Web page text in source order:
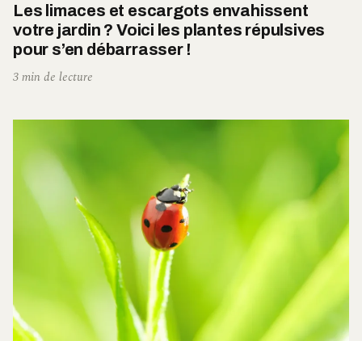
Les limaces et escargots envahissent
votre jardin ? Voici les plantes répulsives
pour s’en débarrasser !
3 min de lecture